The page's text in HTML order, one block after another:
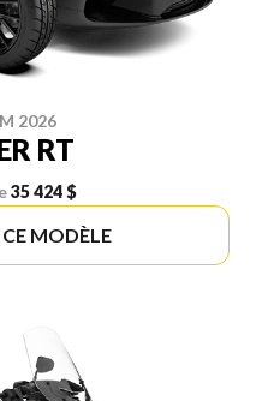
2026
RT
35 424 $
MODÈLE